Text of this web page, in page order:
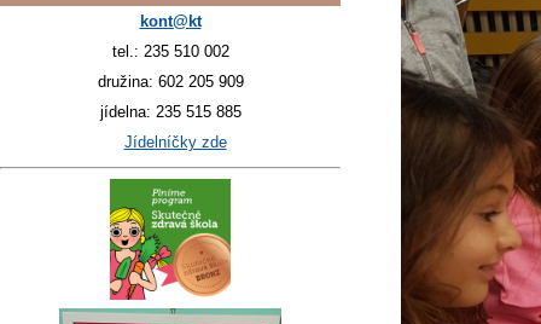
kont@kt
tel.: 235 510 002
družina: 602 205 909
jídelna: 235 515 885
Jídelníčky zde